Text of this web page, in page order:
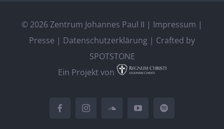
© 2026 Zentrum Johannes Paul II | Impressum |
Presse | Datenschutzerklärung | Crafted by
SPOTSTONE
Ein Projekt von
FacebookInstagramSoundCloudYouTubeSpotify